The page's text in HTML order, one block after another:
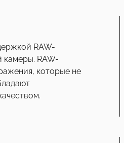
RAW-
RAW-
которые не